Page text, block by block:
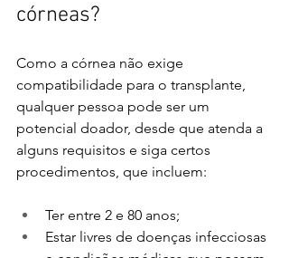
córneas?
Como a córnea não exige
compatibilidade para o transplante,
qualquer pessoa pode ser um
potencial doador, desde que atenda a
alguns requisitos e siga certos
procedimentos, que incluem:
Ter entre 2 e 80 anos;
Estar livres de doenças infecciosas